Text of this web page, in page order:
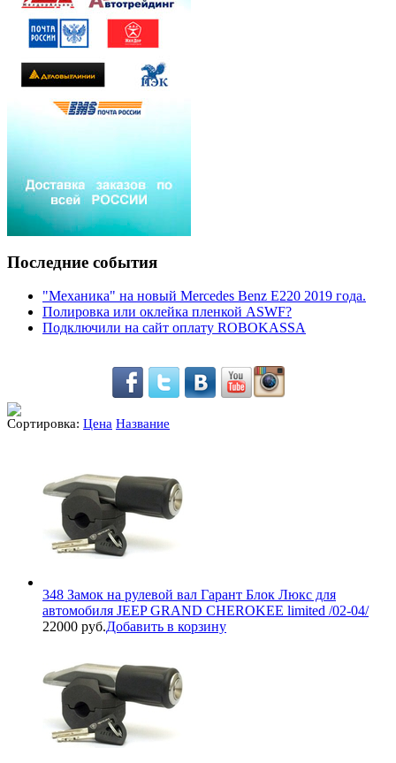
Последние события
"Механика" на новый Mercedes Benz E220 2019 года.
Полировка или оклейка пленкой ASWF?
Подключили на сайт оплату ROBOKASSA
Сортировка: Цена Название
348 Замок на рулевой вал Гарант Блок Люкс для
автомобиля JEEP GRAND CHEROKEE limited /02-04/
22000 руб.Добавить в корзину